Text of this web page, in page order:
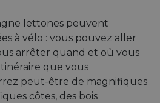
lettones peuvent
à vélo : vous pouvez aller
arrêter quand et où vous
que vous
peut-être de magnifiques
côtes, des bois